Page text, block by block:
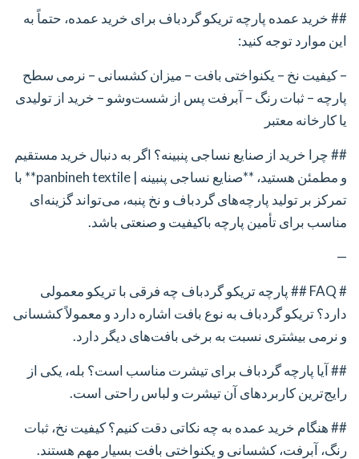
## خرید عمده پارچه تریکو گردباف برای خرید عمده، حتماً به
این موارد توجه کنید:
– کیفیت نخ – یکنواختی بافت – میزان کشسانی – نرمی سطح
پارچه – ثبات رنگ – آبرفت پس از شست‌وشو – خرید از تولیدی
یا کارخانه معتبر
## چرا خرید از صنایع نساجی پنبینه؟ اگر به دنبال خرید مستقیم
و مطمئن هستید، **صنایع نساجی پنبینه | panbineh textile** با
تمرکز بر تولید پارچه‌های گردباف و نخ پنبه، می‌تواند گزینه‌ای
مناسب برای تأمین پارچه باکیفیت و صنعتی باشد.
—
# FAQ
## پارچه تریکو گردباف چه فرقی با تریکو معمولی
دارد؟تریکو گردباف به نوع بافت اشاره دارد و معمولاً کشسانی
و نرمی بیشتری نسبت به برخی بافت‌های دیگر دارد.
## آیا پارچه گردباف برای تیشرت مناسب است؟ بله، یکی از
رایج‌ترین کاربردهای آن تیشرت و لباس راحتی است.
## هنگام خرید عمده به چه نکاتی دقت کنیم؟کیفیت نخ، ثبات
رنگ، آبرفت، کشسانی و یکنواختی بافت بسیار مهم هستند.